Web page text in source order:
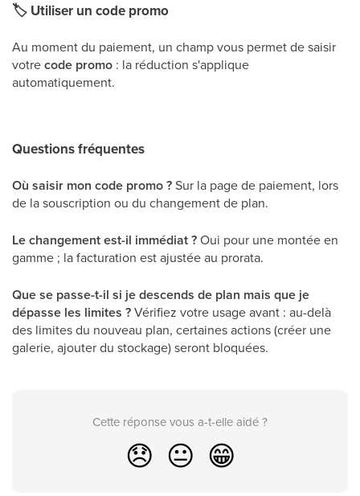
🏷 Utiliser un code promo
Au moment du paiement, un champ vous permet de saisir
votrecode promo : la réduction s'applique
automatiquement.
Questions fréquentes
Où saisir mon code promo ?Sur la page de paiement, lors
de la souscription ou du changement de plan.
Le changement est-il immédiat ?Oui pour une montée en
gamme ; la facturation est ajustée au prorata.
Que se passe-t-il si je descends de plan mais que je
dépasse les limites ?Vérifiez votre usage avant : au-delà
des limites du nouveau plan, certaines actions (créer une
galerie, ajouter du stockage) seront bloquées.
Cette réponse vous a-t-elle aidé ?
😞 😐 😁